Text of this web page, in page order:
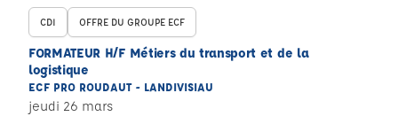
CDI OFFRE DU GROUPE ECF
FORMATEUR H/F Métiers du transport et de la
logistique
ECF PRO ROUDAUT - LANDIVISIAU
jeudi 26 mars